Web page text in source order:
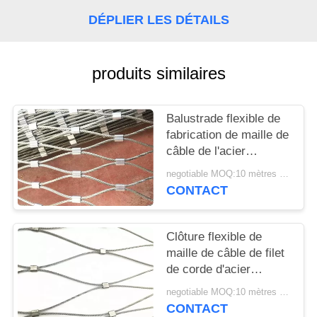
DU
SITE
PRIVACY
POLICY
DÉPLIER LES DÉTAILS
produits similaires
Balustrade flexible de
fabrication de maille de
câble de l'acier
inoxydable 316 pour
des marinas
negotiable MOQ:10 mètres carrés
CONTACT
Clôture flexible de
maille de câble de filet
de corde d'acier
inoxydable de la forme
7x7 de diamant
negotiable MOQ:10 mètres carrés
CONTACT